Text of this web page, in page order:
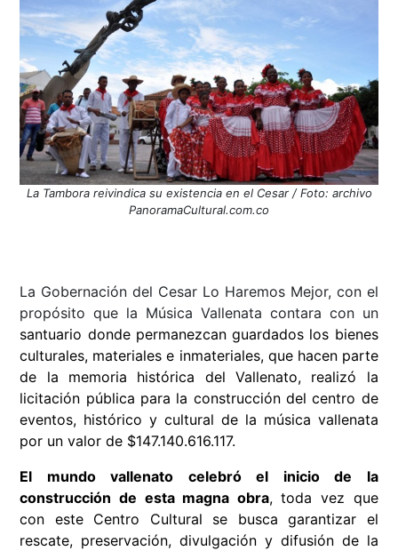
La Tambora reivindica su existencia en el Cesar / Foto: archivo
PanoramaCultural.com.co
La Gobernación del Cesar Lo Haremos Mejor, con el
propósito que la Música Vallenata contara con un
santuario donde permanezcan guardados los bienes
culturales, materiales e inmateriales, que hacen parte
de la memoria histórica del Vallenato, realizó la
licitación pública para la construcción del centro de
eventos, histórico y cultural de la música vallenata
por un valor de $147.140.616.117.
El mundo vallenato celebró el inicio de la
construcción de esta magna obra, toda vez que
con este Centro Cultural se busca garantizar el
rescate, preservación, divulgación y difusión de la